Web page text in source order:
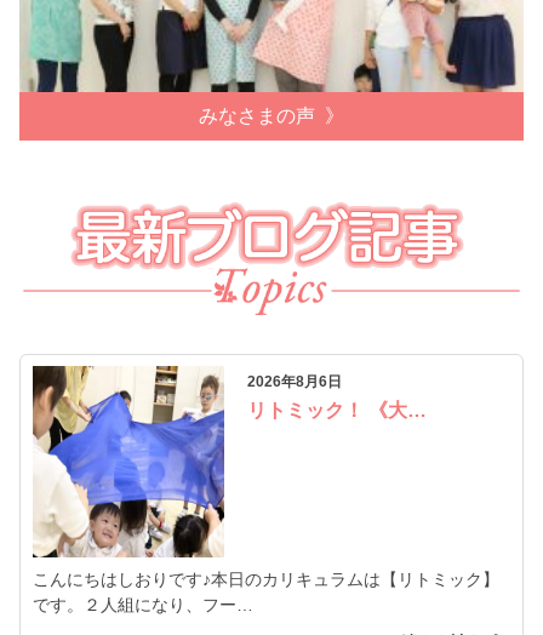
みなさまの声
2026年8月6日
リトミック！ 《大…
こんにちはしおりです♪本日のカリキュラムは【リトミック】
です。２人組になり、フー…